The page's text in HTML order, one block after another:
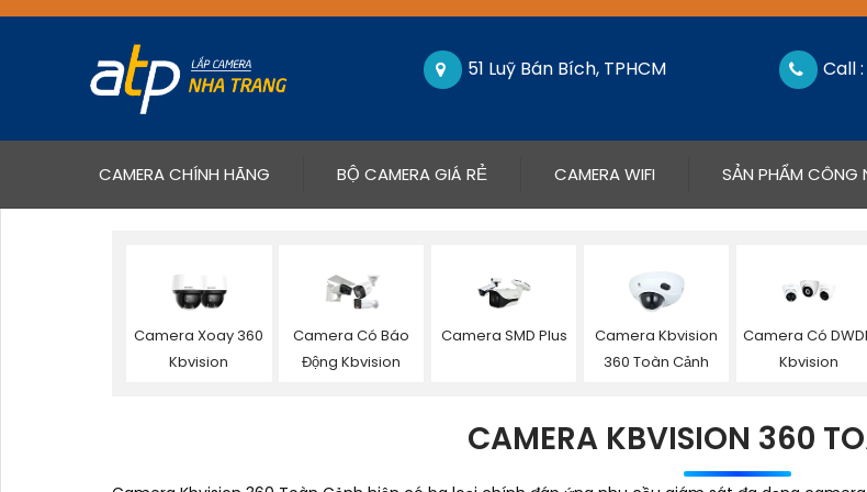
51 Luỹ Bán Bích, TPHCM Call :
CAMERA CHÍNH HÃNG(CURRENT)BỘ CAMERA GIÁ RẺ CAMERA WIFI SẢN PHẨM CÔNG
Camera Xoay 360
Kbvision
Camera Có Báo
Động Kbvision
Camera SMD Plus
Camera Kbvision
360 Toàn Cảnh
Camera Có
Kbvision
CAMERA KBVISION 360